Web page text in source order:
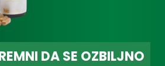
DA SE OZBILJNO